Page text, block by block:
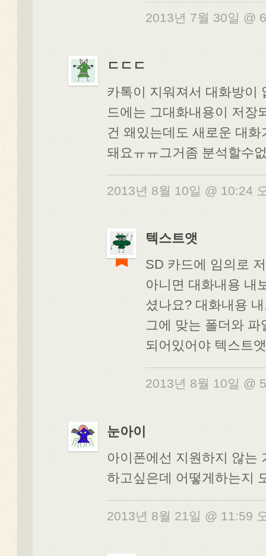
2013년 7월 30일 @
ㄷㄷㄷ
카톡이 지워져서 대화방이
드에는 그대화내용이 저장
건 왜있는데도 새로운 대
돼요ㅠㅠ그거좀 분석할수
2013년 8월 10일 @ 10:24
텍스트앳
SD 카드에 임의로
아니면 대화내용 내
셨나요? 대화내용
그에 맞는 폴더와
되어있어야 텍스트
2013년 8월 10일 @
눈아이
아이폰에선 지원하지 않는
하고싶은데 어떻게하는지
2013년 8월 21일 @ 11:59